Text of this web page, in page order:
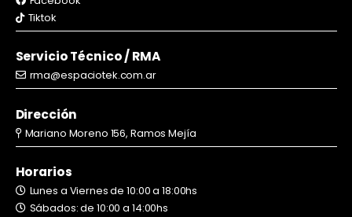
Tiktok
Servicio Técnico / RMA
rma@espaciotek.com.ar
Dirección
Mariano Moreno 156, Ramos Mejía
Horarios
Lunes a Viernes de 10:00 a 18:00hs
Sábados: de 10:00 a 14:00hs